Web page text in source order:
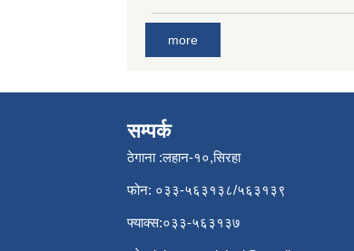
more
सम्पर्क
ठेगाना :लहान-१०,सिरहा
फोन: ०३३-५६३१३८/५६३१३९
फ्याक्स:०३३-५६३१३७